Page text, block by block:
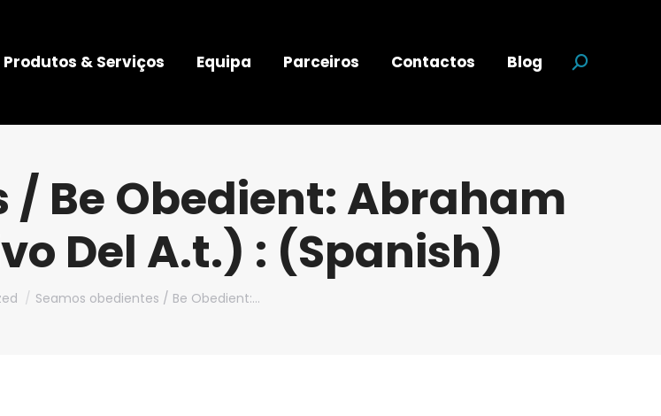
Produtos & Serviços Equipa Parceiros Contactos Blog Search:
/ Be Obedient: Abraham
Del A.t.) : (Spanish)
Seamos obedientes / Be Obedient:…